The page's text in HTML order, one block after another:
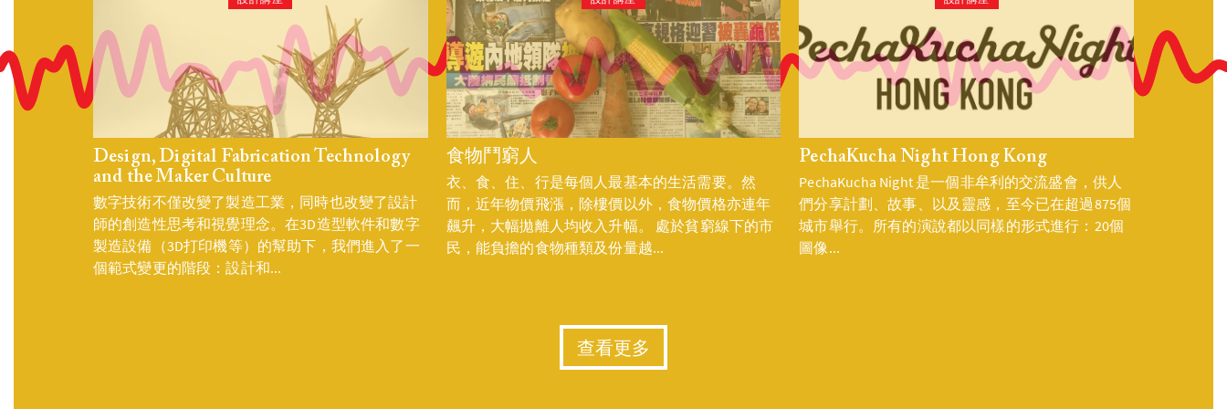
Design, Digital Fabrication Technology
and the Maker Culture
數字技術不僅改變了製造工業，同時也改變了設計
師的創造性思考和視覺理念。在3D造型軟件和數字
製造設備（3D打印機等）的幫助下，我們進入了一
個範式變更的階段：設計和...
食物鬥窮人
衣、食、住、行是每個人最基本的生活需要。然
而，近年物價飛漲，除樓價以外，食物價格亦連年
飆升，大幅拋離人均收入升幅。 處於貧窮線下的市
民，能負擔的食物種類及份量越...
PechaKucha Night Hong Kong
PechaKucha Night 是一個非牟利的交流盛會，供人
們分享計劃、故事、以及靈感，至今已在超過875個
城市舉行。所有的演說都以同樣的形式進行：20個
圖像...
查看更多